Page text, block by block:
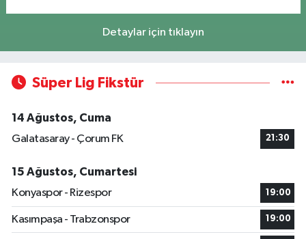
Detaylar için tıklayın
Süper Lig Fikstür
14 Ağustos, Cuma
Galatasaray - Çorum FK
21:30
15 Ağustos, Cumartesi
Konyaspor - Rizespor
19:00
Kasımpaşa - Trabzonspor 19:00